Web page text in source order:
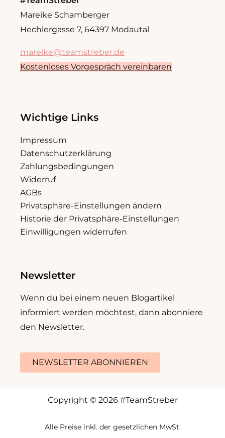
Mareike Schamberger
Hechlergasse 7, 64397 Modautal
mareike@teamstreber.de
Kostenloses Vorgespräch vereinbaren
Wichtige Links
Impressum
Datenschutzerklärung
Zahlungsbedingungen
Widerruf
AGBs
Privatsphäre-Einstellungen ändern
Historie der Privatsphäre-Einstellungen
Einwilligungen widerrufen
Newsletter
Wenn du bei einem neuen Blogartikel
informiert werden möchtest, dann abonniere
den Newsletter.
NEWSLETTER ABONNIEREN
Copyright © 2026 #TeamStreber
Alle Preise inkl. der gesetzlichen MwSt.